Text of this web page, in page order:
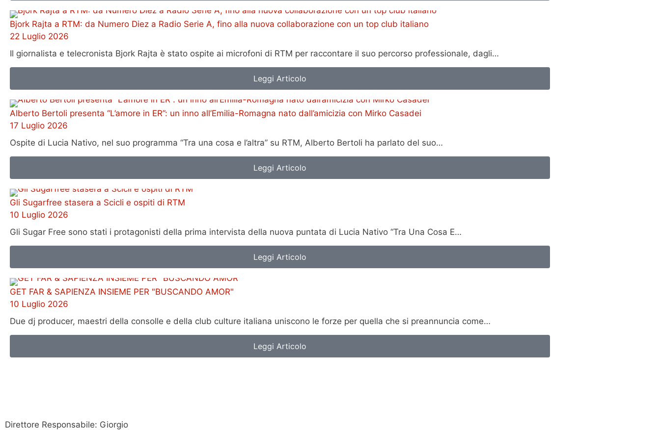
Bjork Rajta a RTM: da Numero Diez a Radio Serie A, fino alla nuova collaborazione con un top club italiano
22 Luglio 2026
Il giornalista e telecronista Bjork Rajta è stato ospite ai microfoni di RTM per raccontare il suo percorso professionale, dagli…
Leggi Articolo
Alberto Bertoli presenta “L’amore in ER”: un inno all’Emilia-Romagna nato dall’amicizia con Mirko Casadei
17 Luglio 2026
Ospite di Lucia Nativo, nel suo programma “Tra una cosa e l’altra” su RTM, Alberto Bertoli ha parlato del suo…
Leggi Articolo
Gli Sugarfree stasera a Scicli e ospiti di RTM
10 Luglio 2026
Gli Sugar Free sono stati i protagonisti della prima intervista della nuova puntata di Lucia Nativo “Tra Una Cosa E…
Leggi Articolo
GET FAR & SAPIENZA INSIEME PER "BUSCANDO AMOR"
10 Luglio 2026
Due dj producer, maestri della consolle e della club culture italiana uniscono le forze per quella che si preannuncia come…
Leggi Articolo
Direttore Responsabile: Giorgio